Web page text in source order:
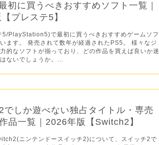
初に買うべきおすすめソフト一覧｜
プレステ5】
5/PlayStation5)で最初に買うべきおすすめゲームソフ
ます。 発売されて数年が経過されたPS5。 様々なジ
的なソフトが揃っており、どの作品を買えば良いか迷
ないでしょうか。...
でしか遊べない独占タイトル・専売
品一覧｜2026年版【Switch2】
ニンテンドースイッチ2)について、スイッチ2で